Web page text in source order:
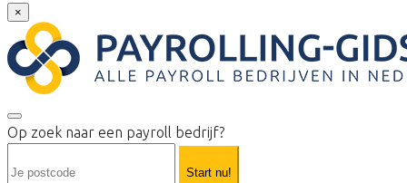
×
Op zoek naar een payroll bedrijf?
Start nu!